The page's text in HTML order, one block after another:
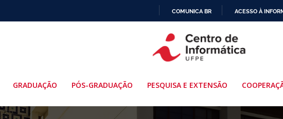
PARA
O
COMUNICA BR ACESSO À
GRADUAÇÃO PÓS-GRADUAÇÃO PESQUISA E EXTENSÃO